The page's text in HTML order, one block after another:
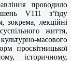
проводило
V111 з‘їзду
зокрема, лекційні
життя,
масового
просвітницької
історичному,